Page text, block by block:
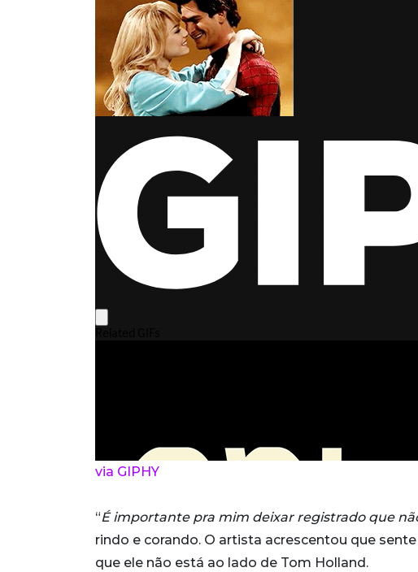
via GIPHY
“É importante pra mim deixar registrado que
rindo e corando. O artista acrescentou que
que ele não está ao lado de Tom Holland.